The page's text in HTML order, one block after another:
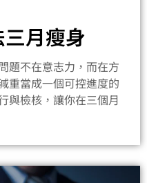
月瘦身
題不在意志力，而在方
重當成一個可控進度的
與檢核，讓你在三個月